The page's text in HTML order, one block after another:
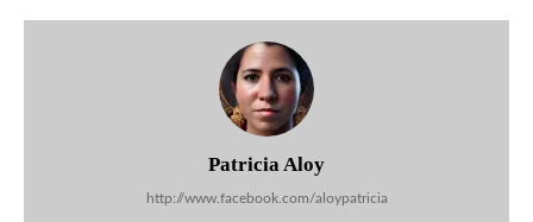
Patricia Aloy
http://www.facebook.com/aloypatricia